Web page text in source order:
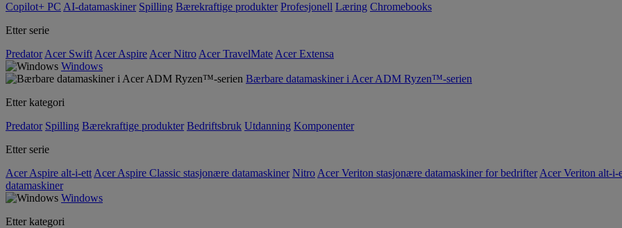
Copilot+ PC AI-datamaskiner Spilling Bærekraftige produkter Profesjonell Læring Chromebooks
Etter serie
Predator Acer Swift Acer Aspire Acer Nitro Acer TravelMate Acer Extensa
Windows
Bærbare datamaskiner i Acer ADM Ryzen™-serien
Etter kategori
Predator Spilling Bærekraftige produkter Bedriftsbruk Utdanning Komponenter
Etter serie
Acer Aspire alt-i-ett Acer Aspire Classic stasjonære datamaskiner Nitro Acer Veriton stasjonære datamaskiner for bedrifter Acer Veriton alt-i-
datamaskiner
Windows
Etter kategori